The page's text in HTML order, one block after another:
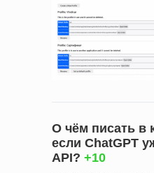
О чём писать в
если ChatGPT
API? +10